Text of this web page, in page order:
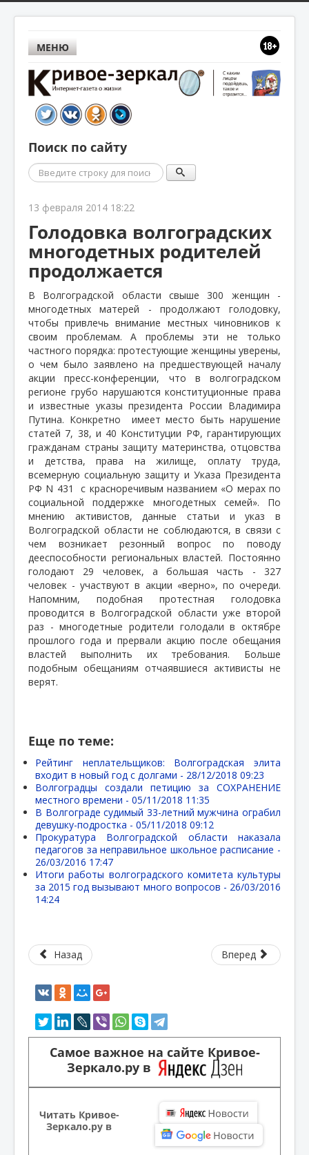
МЕНЮ
Поиск по сайту
Поиск
13 февраля 2014 18:22
Голодовка волгоградских
многодетных родителей
продолжается
В Волгоградской области свыше 300 женщин -
многодетных матерей - продолжают голодовку,
чтобы привлечь внимание местных чиновников к
своим проблемам. А проблемы эти не только
частного порядка: протестующие женщины уверены,
о чем было заявлено на предшествующей началу
акции пресс-конференции, что в волгоградском
регионе грубо нарушаются конституционные права
и известные указы президента России Владимира
Путина. Конкретно
имеет место быть нарушение
статей 7, 38, и 40 Конституции РФ, гарантирующих
гражданам страны защиту материнства, отцовства
и детства, права на жилище, оплату труда,
всемерную социальную защиту и Указа Президента
РФ N 431
с красноречивым названием «О мерах по
социальной поддержке многодетных семей». По
мнению активистов, данные статьи и указ в
Волгоградской области не соблюдаются, в связи с
чем возникает резонный вопрос по поводу
дееспособности региональных властей. Постоянно
голодают 29 человек, а большая часть - 327
человек - участвуют в акции «верно», по очереди.
Напомним, подобная протестная голодовка
проводится в Волгоградской области уже второй
раз - многодетные родители голодали в октябре
прошлого года и прервали акцию после обещания
властей выполнить их требования. Больше
подобным обещаниям отчаявшиеся активисты не
верят.
Еще по теме:
Рейтинг неплательщиков: Волгоградская элита
входит в новый год с долгами - 28/12/2018 09:23
Волгоградцы создали петицию за СОХРАНЕНИЕ
местного времени - 05/11/2018 11:35
В Волгограде судимый 33-летний мужчина ограбил
девушку-подростка - 05/11/2018 09:12
Прокуратура Волгоградской области наказала
педагогов за неправильное школьное расписание -
26/03/2016 17:47
Итоги работы волгоградского комитета культуры
за 2015 год вызывают много вопросов - 26/03/2016
14:24
Назад Вперед
Самое важное на сайте Кривое-
Зеркало.ру в
Читать Кривое-
Зеркало.ру в